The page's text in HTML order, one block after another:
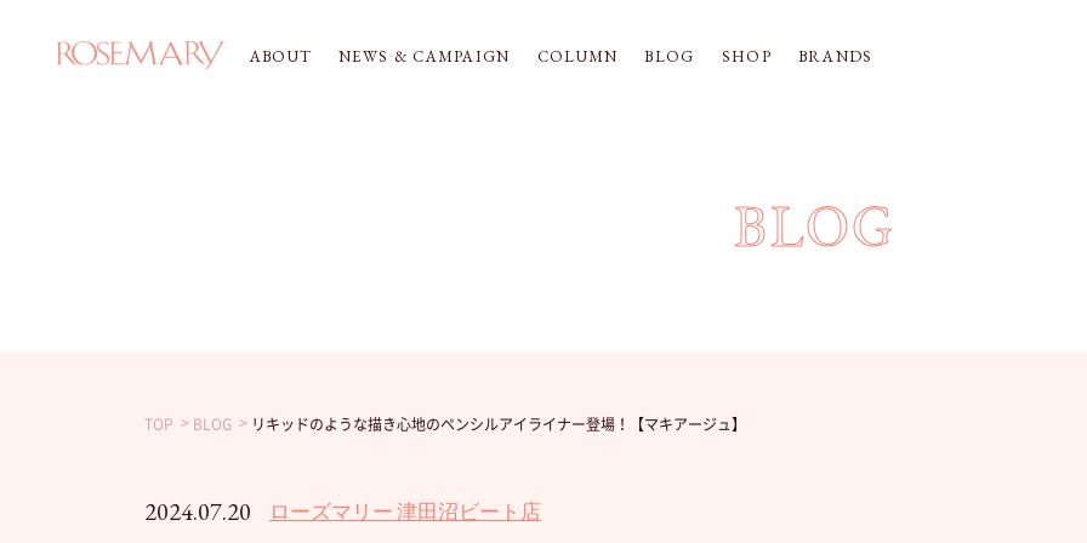
ABOUT NEWS & CAMPAIGN COLUMN BLOG SHOP BRANDS
BLOG
TOP BLOG リキッドのような描き心地のペンシルアイライナー登場！【マキアージュ】
2024.07.20 ローズマリー 津田沼ビート店